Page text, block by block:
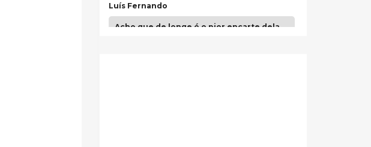
Luís Fernando
Acho que de longe é o pior encarte dela.